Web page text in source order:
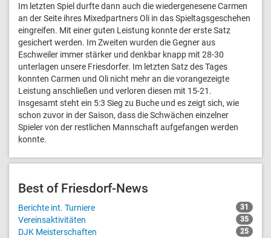
Im letzten Spiel durfte dann auch die wiedergenesene Carmen
an der Seite ihres Mixedpartners Oli in das Spieltagsgeschehen
eingreifen. Mit einer guten Leistung konnte der erste Satz
gesichert werden. Im Zweiten wurden die Gegner aus
Eschweiler immer stärker und denkbar knapp mit 28-30
unterlagen unsere Friesdorfer. Im letzten Satz des Tages
konnten Carmen und Oli nicht mehr an die vorangezeigte
Leistung anschließen und verloren diesen mit 15-21.
Insgesamt steht ein 5:3 Sieg zu Buche und es zeigt sich, wie
schon zuvor in der Saison, dass die Schwächen einzelner
Spieler von der restlichen Mannschaft aufgefangen werden
konnte.
Best of Friesdorf-News
Berichte int. Turniere 31
Vereinsaktivitäten 35
DJK Meisterschaften 25